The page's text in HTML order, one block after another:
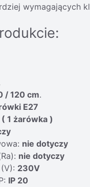
wymagających
/ 120 cm.
E27
1 żarówka )
nie dotyczy
nie dotyczy
230V
IP 20